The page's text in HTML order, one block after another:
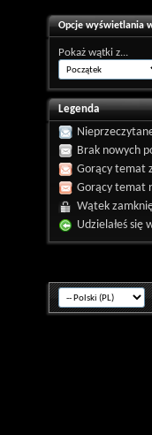
Opcje wyświetlania
Pokaż wątki z...
Legenda
Brak nowych
Gorący temat
Gorący temat
Wątek
Udzielałeś się